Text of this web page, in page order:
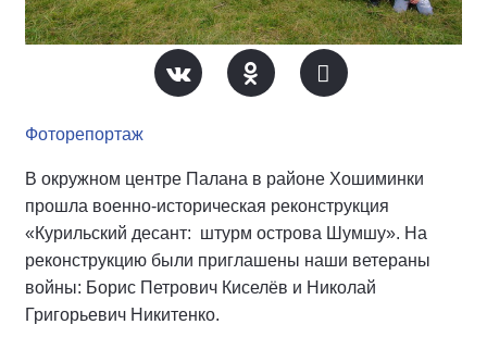
Фоторепортаж
В окружном центре Палана в районе Хошиминки
прошла военно-историческая реконструкция
«Курильский десант: штурм острова Шумшу». На
реконструкцию были приглашены наши ветераны
войны: Борис Петрович Киселёв и Николай
Григорьевич Никитенко.